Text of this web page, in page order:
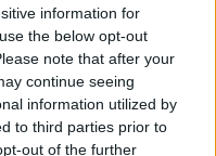
information for
the below opt-out
note that after your
continue seeing
information utilized by
to third parties prior to
out of the further